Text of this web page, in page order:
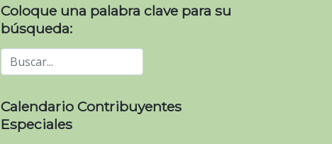
Coloque una palabra clave para su
búsqueda:
Calendario Contribuyentes
Especiales